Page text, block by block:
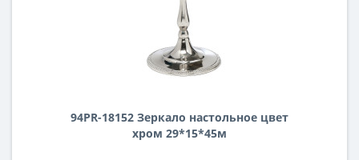
94PR-18152 Зеркало настольное цвет
хром 29*15*45м